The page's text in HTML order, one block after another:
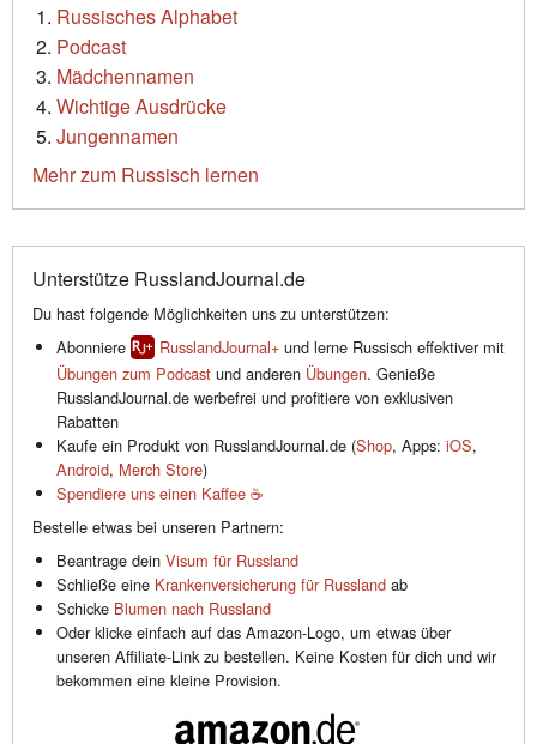
Russisches Alphabet
Podcast
Mädchennamen
Wichtige Ausdrücke
Jungennamen
Mehr zum Russisch lernen
Unterstütze RusslandJournal.de
Du hast folgende Möglichkeiten uns zu unterstützen:
Abonniere
RusslandJournal+ und lerne Russisch effektiver mit
Übungen zum Podcast und anderen Übungen. Genieße
RusslandJournal.de werbefrei und profitiere von exklusiven
Rabatten
Kaufe ein Produkt von RusslandJournal.de (Shop, Apps: iOS,
Android, Merch Store)
Spendiere uns einen Kaffee ☕️
Bestelle etwas bei unseren Partnern:
Beantrage dein Visum für Russland
Schließe eine Krankenversicherung für Russland ab
Schicke Blumen nach Russland
Oder klicke einfach auf das Amazon-Logo, um etwas über
unseren Affiliate-Link zu bestellen. Keine Kosten für dich und wir
bekommen eine kleine Provision.